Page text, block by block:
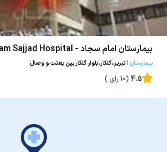
بیمارستان امام سجاد - Imam Sajjad Hospital
بیمارستان |تبریز،گلکار،بلوار گلکار بین بعثت و وصال
4.5
(
10رای )